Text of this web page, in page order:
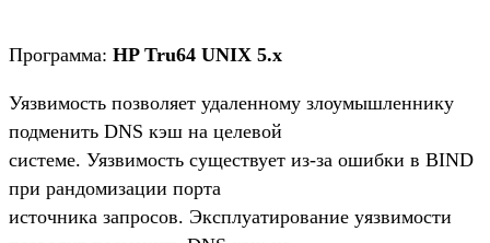
Программа: HP Tru64 UNIX 5.x
Уязвимость позволяет удаленному злоумышленнику
подменить DNS кэш на целевой
системе. Уязвимость существует из-за ошибки в BIND
при рандомизации порта
источника запросов. Эксплуатирование уязвимости